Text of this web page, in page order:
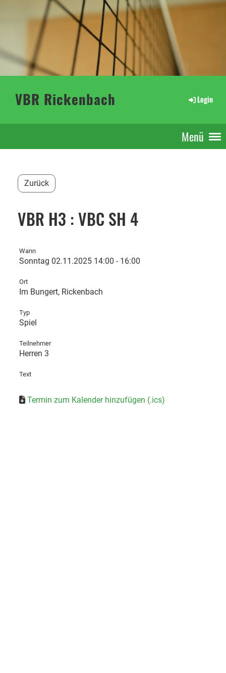
VBR Rickenbach Login
Menü
Zurück
VBR H3 : VBC SH 4
Wann
Sonntag 02.11.2025 14:00 - 16:00
Ort
Im Bungert, Rickenbach
Typ
Spiel
Teilnehmer
Herren 3
Text
Termin zum Kalender hinzufügen (.ics)